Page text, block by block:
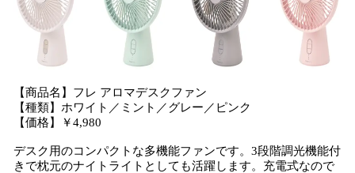
【商品名】フレ アロマデスクファン
【種類】ホワイト／ミント／グレー／ピンク
【価格】￥4,980
デスク用のコンパクトな多機能ファンです。3段階調光機能付
きで枕元のナイトライトとしても活躍します。充電式なので